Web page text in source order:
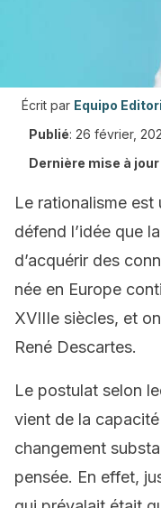
Écrit par Equipo
Publié: 26 février,
Dernière mise à jour
Le rationalisme
défend l’idée que
d’acquérir des
née en Europe
XVIIIe siècles, et
René Descartes.
Le postulat selon
vient de la
changement
pensée. En effet,